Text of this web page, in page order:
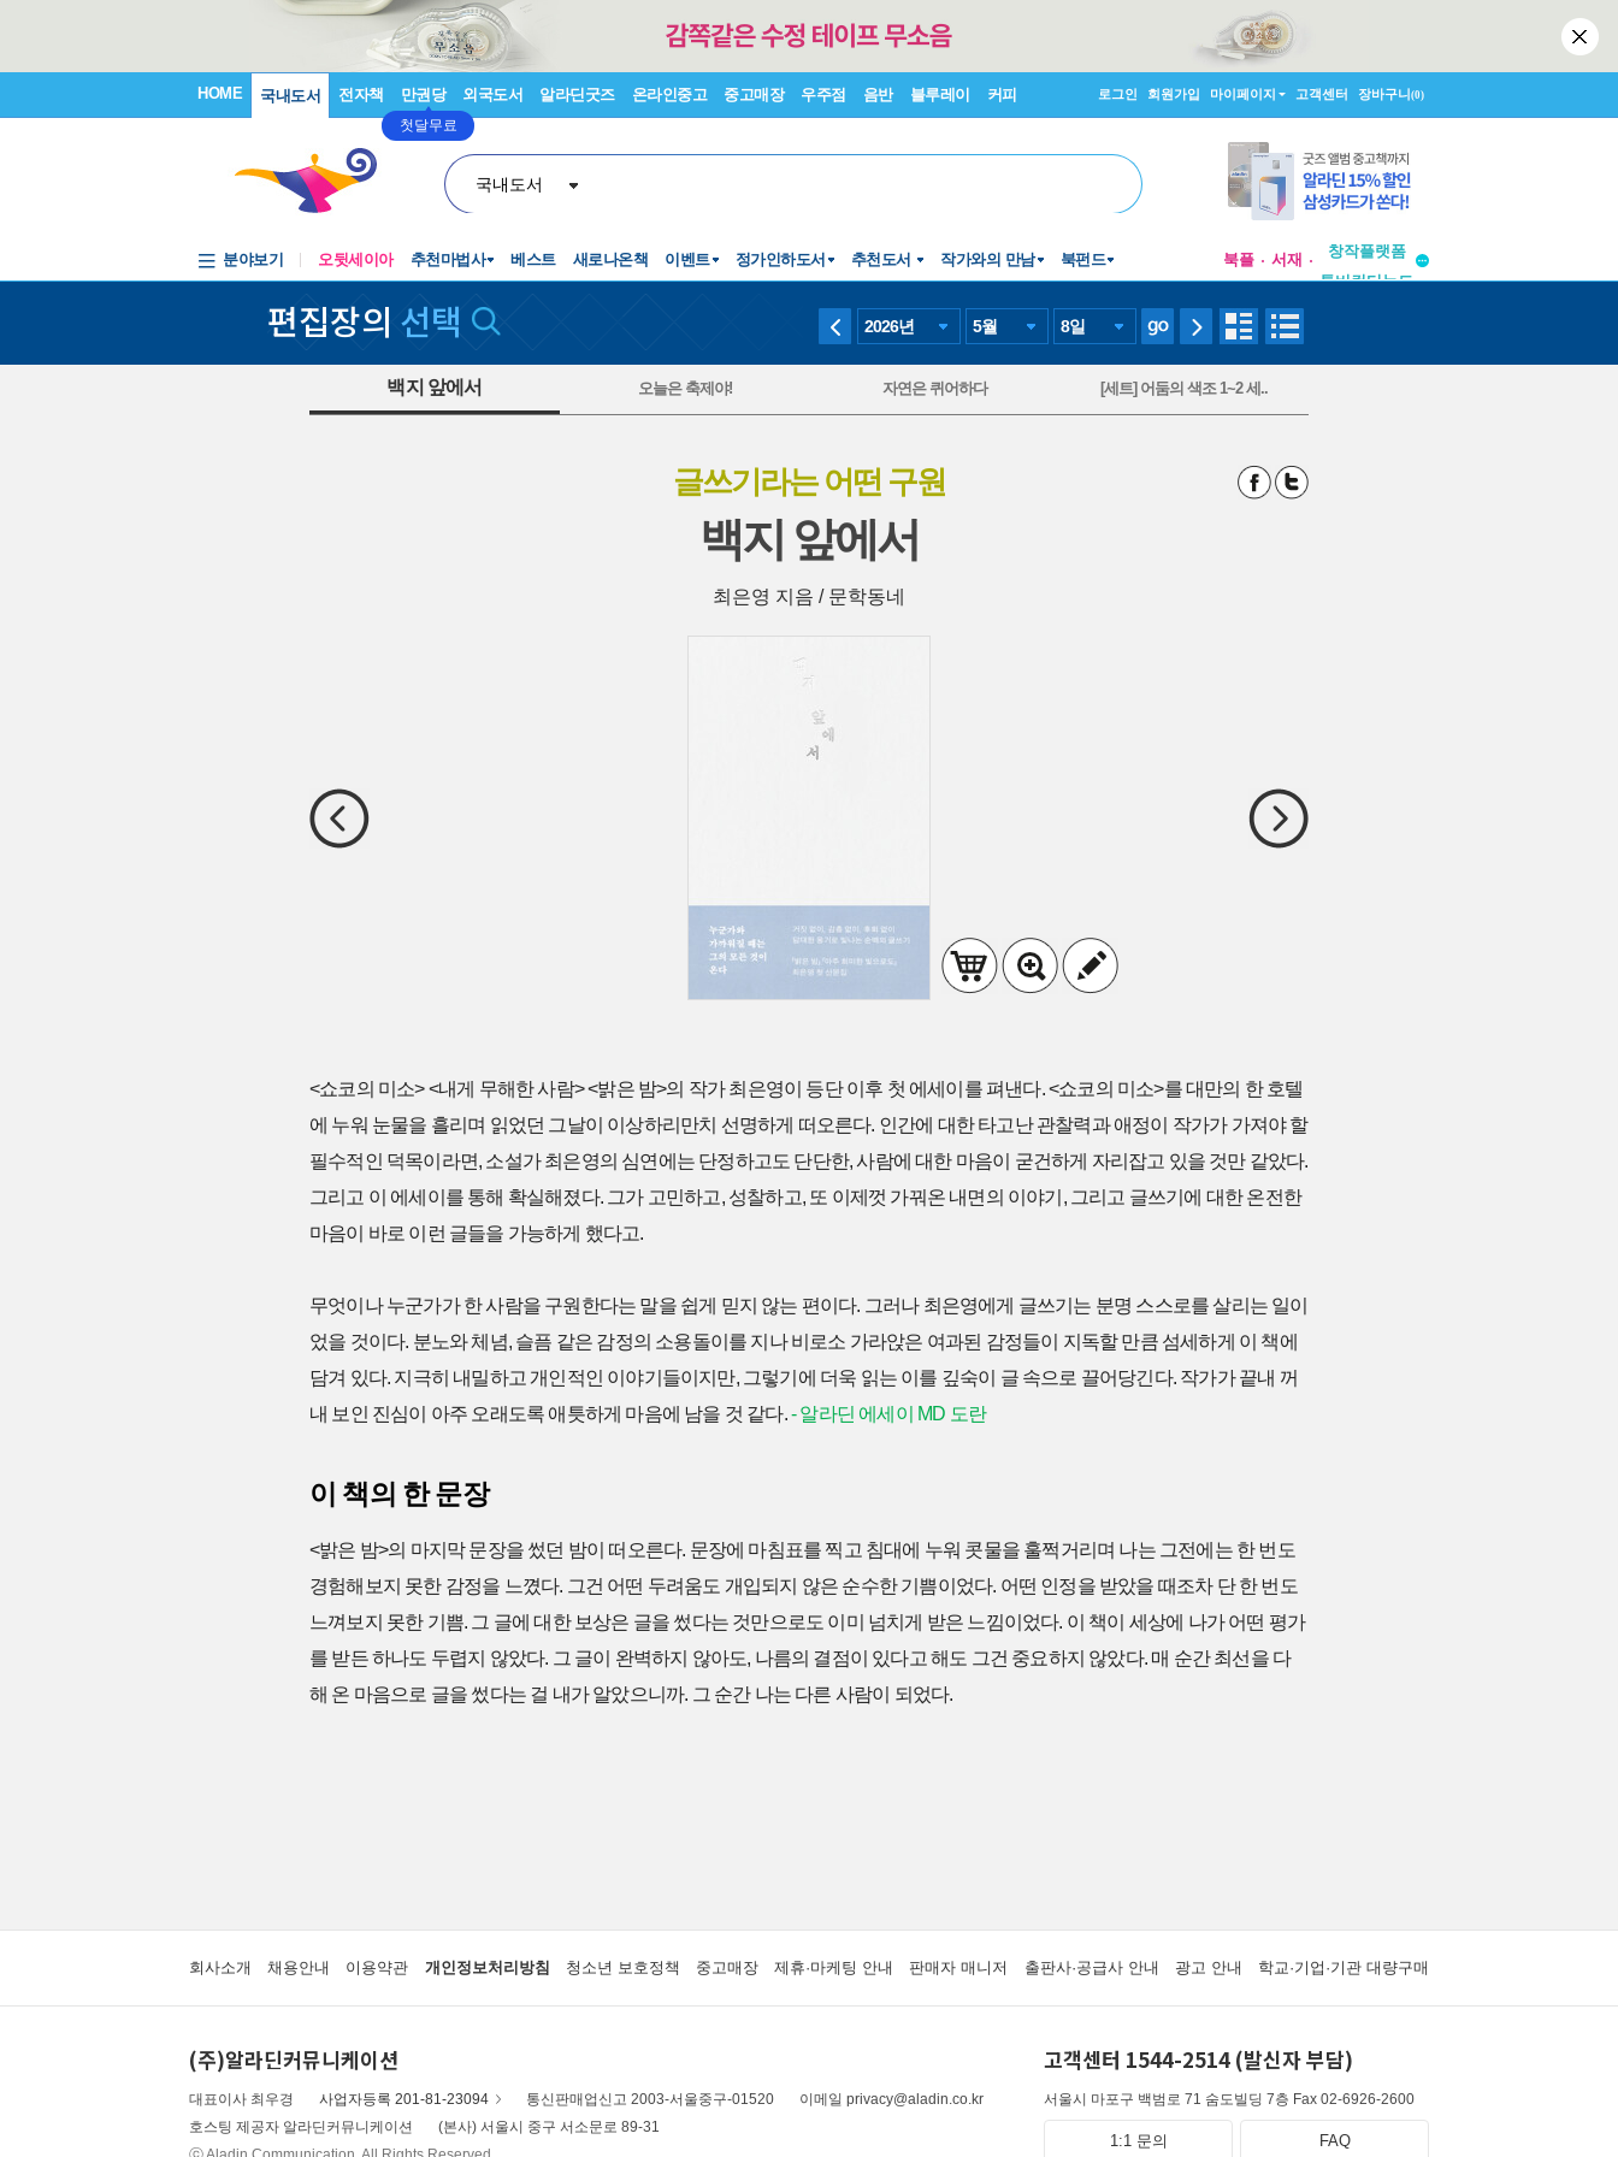
HOME 국내도서 전자책 만권당
첫달무료
외국도서 알라딘굿즈 온라인중고 중고매장 우주점 음반 블루레이 커피 로그인 회원가입 마이페이지 고객센터 장바구니(0)
국내도서
분야보기 오뒷세이아 추천마법사 베스트 새로나온책 이벤트 정가인하도서 추천도서 작가와의 만남 북펀드 북플 서재
투비컨티뉴드
투비컨티뉴드
편집장의 선택 2026년 5월 8일
백지 앞에서 오늘은 축제야! 자연은 퀴어하다 [세트] 어둠의 색조 1~2 세..
글쓰기라는 어떤 구원
백지 앞에서
최은영 지음 / 문학동네
<쇼코의 미소> <내게 무해한 사람> <밝은 밤>의 작가 최은영이 등단 이후 첫 에세이를 펴낸다. <쇼코의 미소>를 대만의 한 호텔
에 누워 눈물을 흘리며 읽었던 그날이 이상하리만치 선명하게 떠오른다. 인간에 대한 타고난 관찰력과 애정이 작가가 가져야 할
필수적인 덕목이라면, 소설가 최은영의 심연에는 단정하고도 단단한, 사람에 대한 마음이 굳건하게 자리잡고 있을 것만 같았다.
그리고 이 에세이를 통해 확실해졌다. 그가 고민하고, 성찰하고, 또 이제껏 가꿔온 내면의 이야기, 그리고 글쓰기에 대한 온전한
마음이 바로 이런 글들을 가능하게 했다고.
무엇이나 누군가가 한 사람을 구원한다는 말을 쉽게 믿지 않는 편이다. 그러나 최은영에게 글쓰기는 분명 스스로를 살리는 일이
었을 것이다. 분노와 체념, 슬픔 같은 감정의 소용돌이를 지나 비로소 가라앉은 여과된 감정들이 지독할 만큼 섬세하게 이 책에
담겨 있다. 지극히 내밀하고 개인적인 이야기들이지만, 그렇기에 더욱 읽는 이를 깊숙이 글 속으로 끌어당긴다. 작가가 끝내 꺼
내 보인 진심이 아주 오래도록 애틋하게 마음에 남을 것 같다.- 알라딘 에세이 MD 도란
이 책의 한 문장
<밝은 밤>의 마지막 문장을 썼던 밤이 떠오른다. 문장에 마침표를 찍고 침대에 누워 콧물을 훌쩍거리며 나는 그전에는 한 번도
경험해보지 못한 감정을 느꼈다. 그건 어떤 두려움도 개입되지 않은 순수한 기쁨이었다. 어떤 인정을 받았을 때조차 단 한 번도
느껴보지 못한 기쁨. 그 글에 대한 보상은 글을 썼다는 것만으로도 이미 넘치게 받은 느낌이었다. 이 책이 세상에 나가 어떤 평가
를 받든 하나도 두렵지 않았다. 그 글이 완벽하지 않아도, 나름의 결점이 있다고 해도 그건 중요하지 않았다. 매 순간 최선을 다
해 온 마음으로 글을 썼다는 걸 내가 알았으니까. 그 순간 나는 다른 사람이 되었다.
회사소개 채용안내 이용약관 개인정보처리방침 청소년 보호정책 중고매장 제휴·마케팅 안내 판매자 매니저 출판사·공급사 안내 광고 안내 학교·기업·기관 대량구매
(주)알라딘커뮤니케이션
대표이사 최우경 사업자등록 201-81-23094 통신판매업신고 2003-서울중구-01520
이메일 privacy@aladin.co.kr
호스팅 제공자 알라딘커뮤니케이션
(본사) 서울시 중구 서소문로 89-31
고객센터 1544-2514 (발신자 부담)
서울시 마포구 백범로 71 숨도빌딩 7층 Fax 02-6926-2600
1:1 문의 FAQ